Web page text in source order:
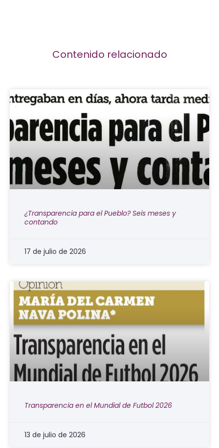
Contenido relacionado
¿Transparencia para el Pueblo? Seis meses y
contando
17 de julio de 2026
Transparencia en el Mundial de Futbol 2026
13 de julio de 2026